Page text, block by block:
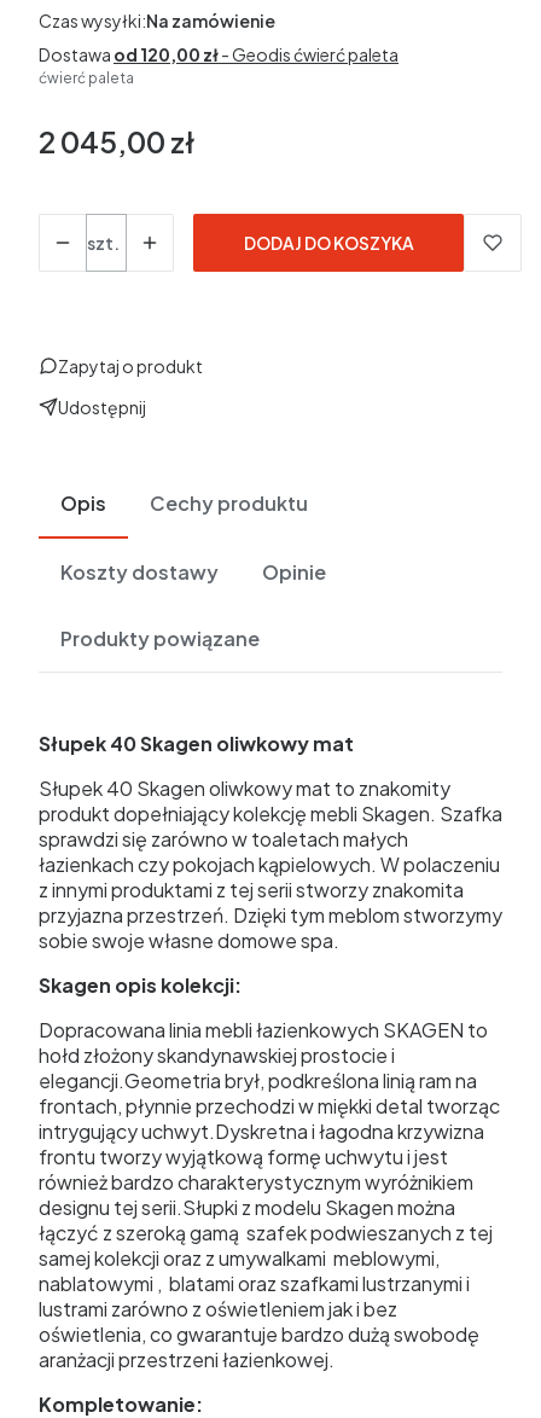
Czas wysyłki:Na zamówienie
Dostawa od 120,00 zł- Geodis ćwierć paleta
ćwierć paleta
Cena
2 045,00 zł
w tym 23% VAT
23%
szt.
DODAJ DO KOSZYKA
Zapytaj o produkt
Udostępnij
Opis Cechy produktu
Koszty dostawy Opinie
Produkty powiązane
Słupek 40 Skagen oliwkowy mat
Słupek 40 Skagen oliwkowy mat to znakomity
produkt dopełniający kolekcję mebli Skagen. Szafka
sprawdzi się zarówno w toaletach małych
łazienkach czy pokojach kąpielowych. W polaczeniu
z innymi produktami z tej serii stworzy znakomita
przyjazna przestrzeń. Dzięki tym meblom stworzymy
sobie swoje własne domowe spa.
Skagen opis kolekcji:
Dopracowana linia mebli łazienkowych SKAGEN to
hołd złożony skandynawskiej prostocie i
elegancji.Geometria brył, podkreślona linią ram na
frontach, płynnie przechodzi w miękki detal tworząc
intrygujący uchwyt.Dyskretna i łagodna krzywizna
frontu tworzy wyjątkową formę uchwytu i jest
również bardzo charakterystycznym wyróżnikiem
designu tej serii.Słupki z modelu Skagen można
łączyć z szeroką gamą szafek podwieszanych z tej
samej kolekcji oraz z umywalkami meblowymi,
nablatowymi , blatami oraz szafkami lustrzanymi i
lustrami zarówno z oświetleniem jak i bez
oświetlenia, co gwarantuje bardzo dużą swobodę
aranżacji przestrzeni łazienkowej.
Kompletowanie: